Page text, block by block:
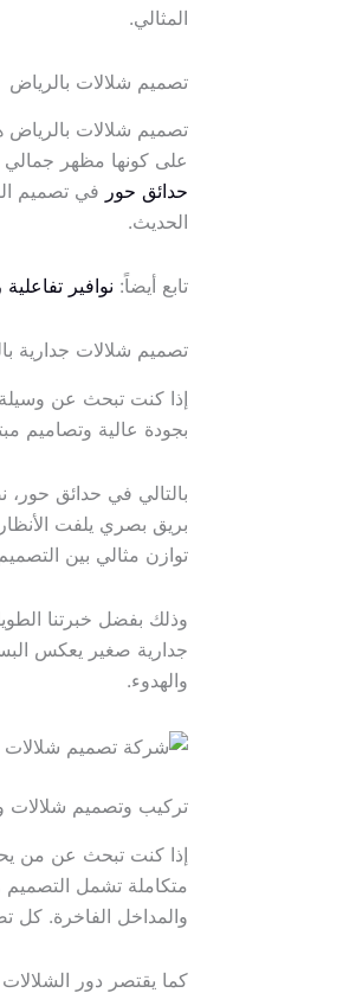
المثالي.
تصميم شلالات بالرياض
تصميم شلالات بالرياض
على كونها مظهر جمالي
حدائق حور في تصميم
الحديث.
تابع أيضاً: نوافير
تصميم شلالات جدارية
إذا كنت تبحث عن
بجودة عالية وتصاميم
بالتالي في حدائق
بريق بصري يلفت
توازن مثالي بين
وذلك بفضل خبرتنا
جدارية صغير يعكس
والهدوء.
تركيب وتصميم شلالات
إذا كنت تبحث عن من
متكاملة تشمل التصميم
والمداخل الفاخرة. كل
كما يقتصر دور